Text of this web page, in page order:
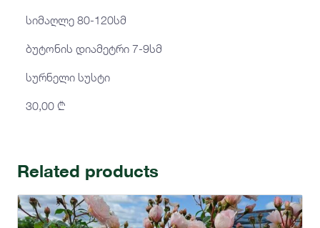
სიმაღლე 80-120სმ
ბუტონის დიამეტრი 7-9სმ
სურნელი სუსტი
30,00 ₾
Related products